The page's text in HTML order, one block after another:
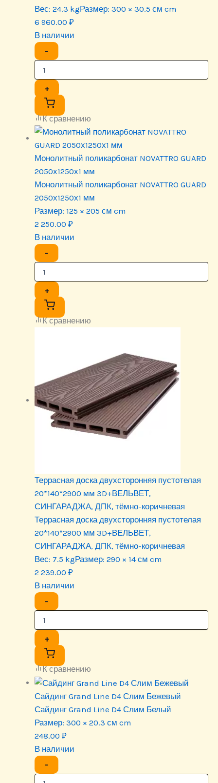
Вес: 24.3 kgРазмер: 300 × 30.5 см cm
6 960.00 ₽
В наличии
−
+
К сравнению
Монолитный поликарбонат NOVATTRO GUARD
2050х1250х1 мм
Монолитный поликарбонат NOVATTRO GUARD
2050х1250х1 мм
Размер: 125 × 205 см cm
2 250.00 ₽
В наличии
−
+
К сравнению
Террасная доска двухсторонняя пустотелая
20*140*2900 мм 3D+ВЕЛЬВЕТ,
СИНГАРАДЖА, ДПК, тёмно-коричневая
Террасная доска двухсторонняя пустотелая
20*140*2900 мм 3D+ВЕЛЬВЕТ,
СИНГАРАДЖА, ДПК, тёмно-коричневая
Вес: 7.5 kgРазмер: 290 × 14 см cm
2 239.00 ₽
В наличии
−
+
К сравнению
Сайдинг Grand Line D4 Слим Бежевый
Сайдинг Grand Line D4 Слим Белый
Размер: 300 × 20.3 см cm
248.00 ₽
В наличии
−